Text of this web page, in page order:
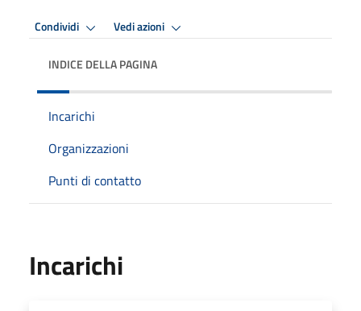
Condividi Vedi azioni
INDICE DELLA PAGINA
Incarichi
Organizzazioni
Punti di contatto
Incarichi